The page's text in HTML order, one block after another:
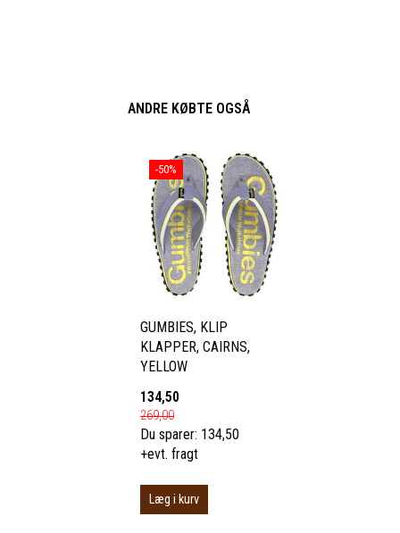
ANDRE KØBTE OGSÅ
-50%
GUMBIES, KLIP
KLAPPER, CAIRNS,
YELLOW
134,50
269,00
Du sparer: 134,50
+evt. fragt
Læg i kurv